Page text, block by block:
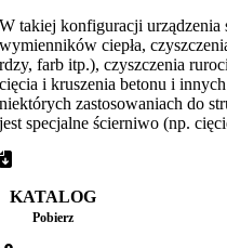
W takiej konfiguracji urządzenia
wymienników ciepła,
rdzy, farb itp.), czyszczenia
cięcia i kruszenia betonu i
niektórych zastosowaniach do
jest specjalne ścierniwo (np.
KATALOG
Pobierz